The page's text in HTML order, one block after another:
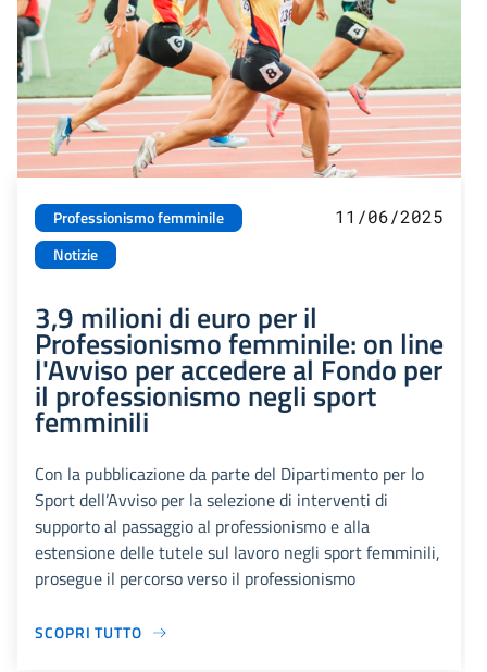
Professionismo femminile
Notizie
11/06/2025
3,9 milioni di euro per il
Professionismo femminile: on line
l'Avviso per accedere al Fondo per
il professionismo negli sport
femminili
Con la pubblicazione da parte del Dipartimento per lo
Sport dell’Avviso per la selezione di interventi di
supporto al passaggio al professionismo e alla
estensione delle tutele sul lavoro negli sport femminili,
prosegue il percorso verso il professionismo
SCOPRI TUTTO